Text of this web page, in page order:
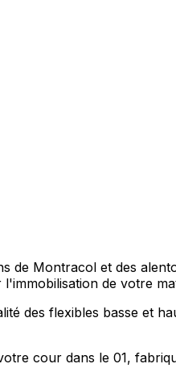
de Montracol et des
de votre
des flexibles basse et
cour dans le 01,